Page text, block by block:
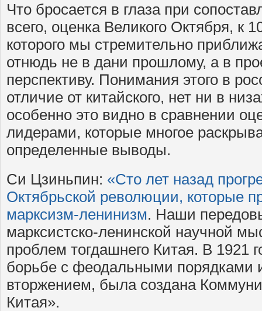
Что бросается в глаза при
всего, оценка Великого Октября, к
которого мы стремительно
отнюдь не в дани прошлому, а в
перспективу. Понимания этого в
отличие от китайского, нет ни в
особенно это видно в сравнении
лидерами, которые многое
определенные выводы.
Си Цзиньпин: «Сто лет назад
Октябрьской революции, которые
марксизм-ленинизм. Наши
марксистско-ленинской научной
проблем тогдашнего Китая. В 1921
борьбе с феодальными порядками
вторжением, была создана
Китая».